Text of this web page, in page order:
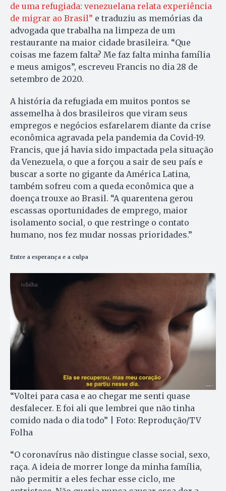
de uma refugiada: venezuelana relata experiência
de migrar ao Brasil” e traduziu as memórias da
advogada que trabalha na limpeza de um
restaurante na maior cidade brasileira. “Que
coisas me fazem falta? Me faz falta minha família
e meus amigos”, escreveu Francis no dia 28 de
setembro de 2020.
A história da refugiada em muitos pontos se
assemelha à dos brasileiros que viram seus
empregos e negócios esfarelarem diante da crise
econômica agravada pela pandemia da Covid-19.
Francis, que já havia sido impactada pela situação
da Venezuela, o que a forçou a sair de seu país e
buscar a sorte no gigante da América Latina,
também sofreu com a queda econômica que a
doença trouxe ao Brasil. “A quarentena gerou
escassas oportunidades de emprego, maior
isolamento social, o que restringe o contato
humano, nos fez mudar nossas prioridades.”
Entre a esperança e a culpa
“Voltei para casa e ao chegar me senti quase
desfalecer. E foi ali que lembrei que não tinha
comido nada o dia todo” | Foto: Reprodução/TV
Folha
“O coronavírus não distingue classe social, sexo,
raça. A ideia de morrer longe da minha família,
não permitir a eles fechar esse ciclo, me